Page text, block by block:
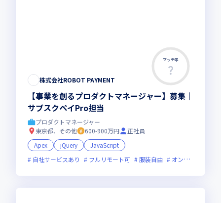
マッチ率
株式会社ROBOT PAYMENT
【事業を創るプロダクトマネージャー】募集｜
サブスクペイPro担当
プロダクトマネージャー
東京都、その他
600-900万円
正社員
Apex
jQuery
JavaScript
自社サービスあり
フルリモート可 服装自由 オンライン選考可